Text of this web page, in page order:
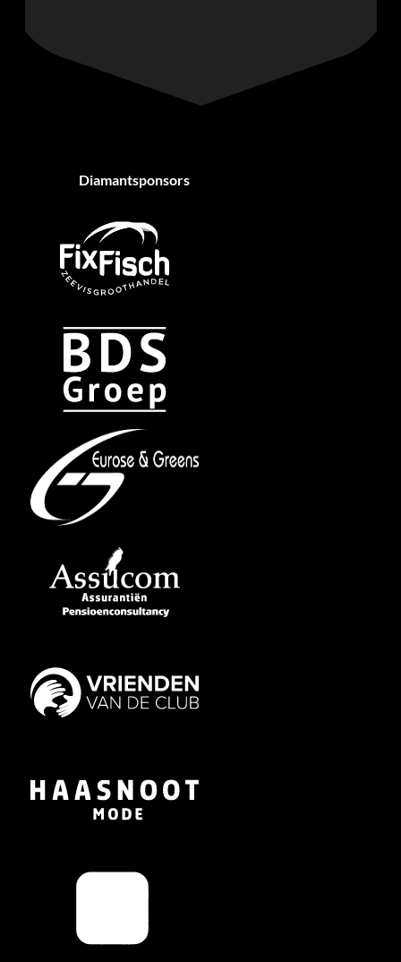
Diamantsponsors